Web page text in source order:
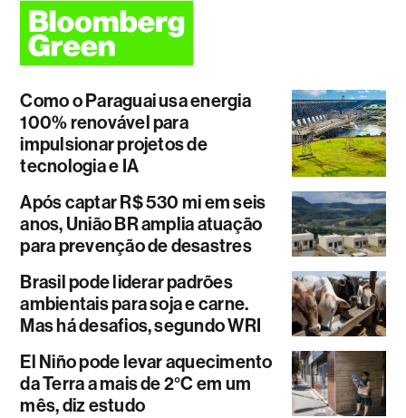
Como o Paraguai usa energia
100% renovável para
impulsionar projetos de
tecnologia e IA
Após captar R$ 530 mi em seis
anos, União BR amplia atuação
para prevenção de desastres
Brasil pode liderar padrões
ambientais para soja e carne.
Mas há desafios, segundo WRI
El Niño pode levar aquecimento
da Terra a mais de 2°C em um
mês, diz estudo